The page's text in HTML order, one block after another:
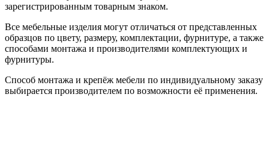
зарегистрированным товарным знаком.
Все мебельные изделия могут отличаться от представленных
образцов по цвету, размеру, комплектации, фурнитуре, а также
способами монтажа и производителями комплектующих и
фурнитуры.
Способ монтажа и крепёж мебели по индивидуальному заказу
выбирается производителем по возможности её применения.